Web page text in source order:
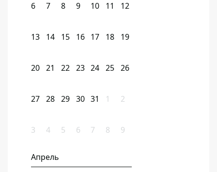
6 7 8 9 10 11 12
13 14 15 16 17 18 19
20 21 22 23 24 25 26
27 28 29 30 31 1 2
3 4 5 6 7 8 9
Апрель